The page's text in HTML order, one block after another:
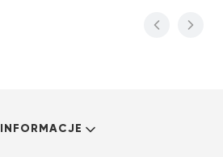
Linki w stopce
INFORMACJE